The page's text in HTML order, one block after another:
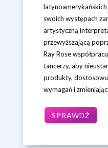
swoich występach
artystyczną
przewyższającą
Ray Rose
tancerzy, aby
produkty,
wymagań i
SPRAWDŹ